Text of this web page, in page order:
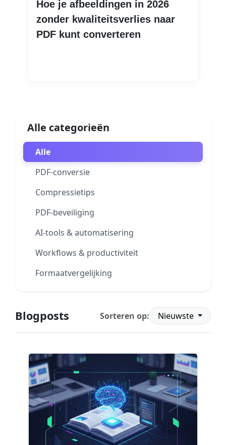
Hoe je afbeeldingen in 2026
zonder kwaliteitsverlies naar
PDF kunt converteren
Alle categorieën
Alle
PDF-conversie
Compressietips
PDF-beveiliging
AI-tools & automatisering
Workflows & productiviteit
Formaatvergelijking
Blogposts Sorteren op: Nieuwste